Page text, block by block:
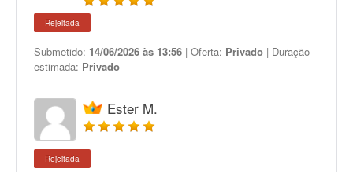
Rejeitada
Submetido: 14/06/2026 às 13:56 | Oferta: Privado | Duração
estimada: Privado
Ester M.
Rejeitada